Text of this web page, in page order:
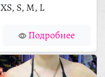
XS, S, M, L
Подробнее